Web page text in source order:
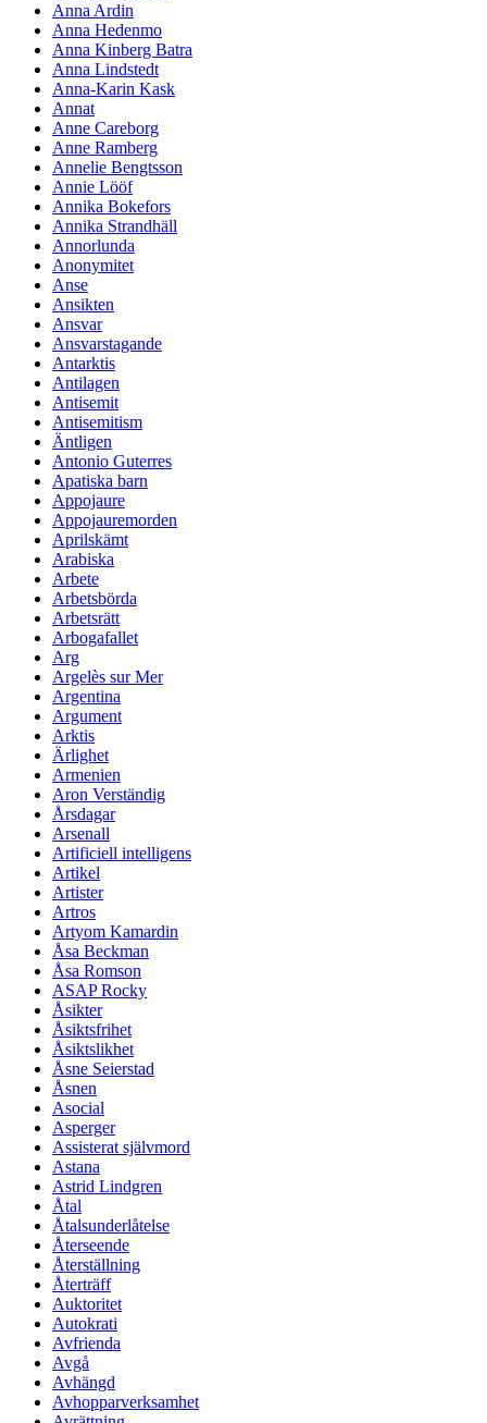
Anna Ardin
Anna Hedenmo
Anna Kinberg Batra
Anna Lindstedt
Anna-Karin Kask
Annat
Anne Careborg
Anne Ramberg
Annelie Bengtsson
Annie Lööf
Annika Bokefors
Annika Strandhäll
Annorlunda
Anonymitet
Anse
Ansikten
Ansvar
Ansvarstagande
Antarktis
Antilagen
Antisemit
Antisemitism
Äntligen
Antonio Guterres
Apatiska barn
Appojaure
Appojauremorden
Aprilskämt
Arabiska
Arbete
Arbetsbörda
Arbetsrätt
Arbogafallet
Arg
Argelès sur Mer
Argentina
Argument
Arktis
Ärlighet
Armenien
Aron Verständig
Årsdagar
Arsenall
Artificiell intelligens
Artikel
Artister
Artros
Artyom Kamardin
Åsa Beckman
Åsa Romson
ASAP Rocky
Åsikter
Åsiktsfrihet
Åsiktslikhet
Åsne Seierstad
Åsnen
Asocial
Asperger
Assisterat självmord
Astana
Astrid Lindgren
Åtal
Åtalsunderlåtelse
Återseende
Återställning
Återträff
Auktoritet
Autokrati
Avfrienda
Avgå
Avhängd
Avhopparverksamhet